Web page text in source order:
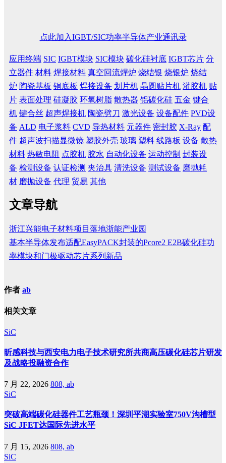
点此加入IGBT/SIC功率半导体产业通讯录
应用终端 SIC IGBT模块 SIC模块 碳化硅衬底 IGBT芯片 分
立器件 材料 焊接材料 真空回流焊炉 烧结银 烧银炉 烧结
炉 陶瓷基板 铜底板 焊接设备 划片机 晶圆贴片机 灌胶机 贴
片 表面处理 硅凝胶 环氧树脂 散热器 铝碳化硅 五金 键合
机 键合丝 超声焊接机 陶瓷劈刀 激光设备 设备配件 PVD设
备 ALD 电子浆料 CVD 导热材料 元器件 密封胶 X-Ray 配
件 超声波扫描显微镜 塑胶外壳 玻璃 塑料 线路板 设备 散热
材料 热敏电阻 点胶机 胶水 自动化设备 运动控制 封装设
备 检测设备 认证检测 夹治具 清洗设备 测试设备 磨抛耗
材 磨抛设备 代理 贸易 其他
文章导航
浙江兴能电子材料项目落地浙能产业园
基本半导体发布适配EasyPACK封装的Pcore2 E2B碳化硅功
率模块和门极驱动芯片系列新品
作者 ab
相关文章
SiC
昕感科技与西安电力电子技术研究所共商高压碳化硅芯片研发
及战略投融资合作
7 月 22, 2026 808, ab
SiC
突破高端碳化硅器件工艺瓶颈！深圳平湖实验室750V沟槽型
SiC JFET达国际先进水平
7 月 15, 2026 808, ab
SiC